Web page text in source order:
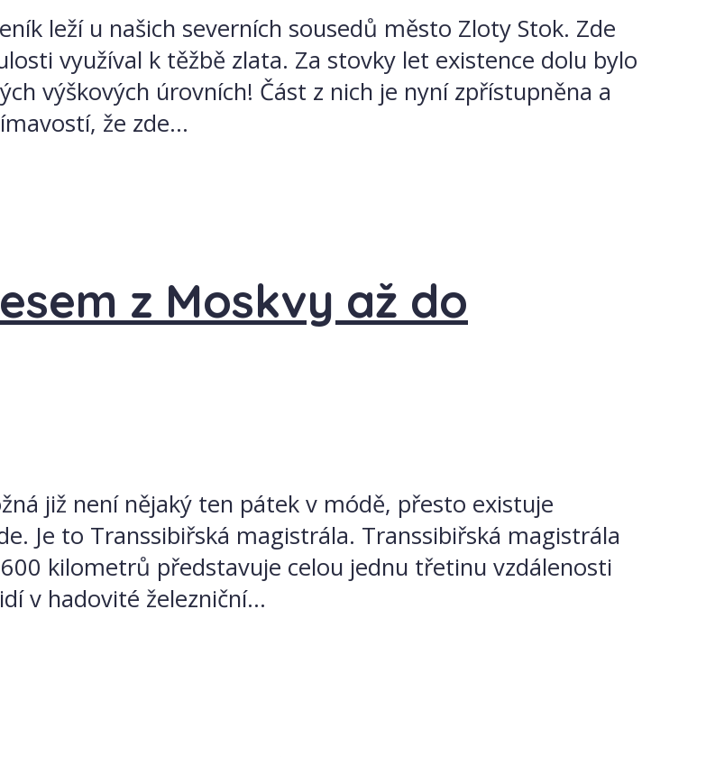
leží u našich severních sousedů město Zloty Stok. Zde
využíval k těžbě zlata. Za stovky let existence dolu bylo
výškových úrovních! Část z nich je nyní zpřístupněna a
že zde...
z Moskvy až do
již není nějaký ten pátek v módě, přesto existuje
Je to Transsibiřská magistrála. Transsibiřská magistrála
kilometrů představuje celou jednu třetinu vzdálenosti
v hadovité železniční...